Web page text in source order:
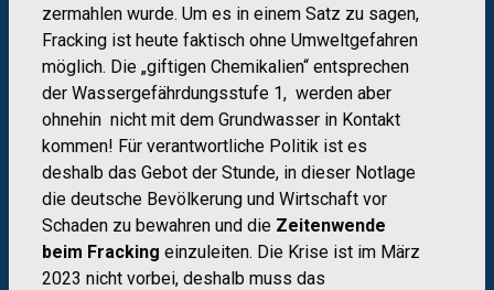
zermahlen wurde. Um es in einem Satz zu sagen,
Fracking ist heute faktisch ohne Umweltgefahren
möglich. Die „giftigen Chemikalien“ entsprechen
der Wassergefährdungsstufe 1, werden aber
ohnehin nicht mit dem Grundwasser in Kontakt
kommen! Für verantwortliche Politik ist es
deshalb das Gebot der Stunde, in dieser Notlage
die deutsche Bevölkerung und Wirtschaft vor
Schaden zu bewahren und die Zeitenwende
beim Fracking einzuleiten. Die Krise ist im März
2023 nicht vorbei, deshalb muss das